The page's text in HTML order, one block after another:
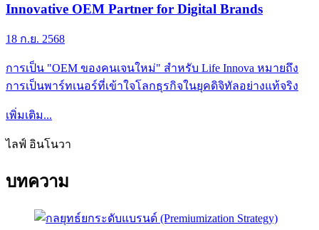
Innovative OEM Partner for Digital Brands
18 ก.ย. 2568
การเป็น "OEM ของคนเจนใหม่" สำหรับ Life Innova หมายถึง
การเป็นพาร์ทเนอร์ที่เข้าใจโลกธุรกิจในยุคดิจิทัลอย่างแท้จริง
เพิ่มเติม...
ไลฟ์ อินโนวา
บทความ